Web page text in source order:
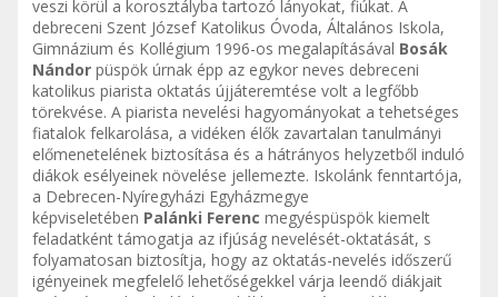
veszi körül a korosztályba tartozó lányokat, fiúkat. A
debreceni Szent József Katolikus Óvoda, Általános Iskola,
Gimnázium és Kollégium 1996-os megalapításával Bosák
Nándor püspök úrnak épp az egykor neves debreceni
katolikus piarista oktatás újjáteremtése volt a legfőbb
törekvése. A piarista nevelési hagyományokat a tehetséges
fiatalok felkarolása, a vidéken élők zavartalan tanulmányi
előmenetelének biztosítása és a hátrányos helyzetből induló
diákok esélyeinek növelése jellemezte. Iskolánk fenntartója,
a Debrecen-Nyíregyházi Egyházmegye
képviseletében Palánki Ferenc megyéspüspök kiemelt
feladatként támogatja az ifjúság nevelését-oktatását, s
folyamatosan biztosítja, hogy az oktatás-nevelés időszerű
igényeinek megfelelő lehetőségekkel várja leendő diákjait